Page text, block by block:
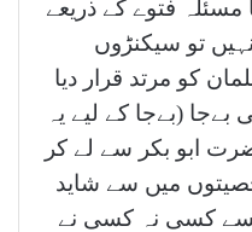
مسئلہ فتوے کے ذریعے
تو سیکنڑوں
کو مرتد قرار دیا
بےجا (بےجا کے لیے یہ
ابو بکر سے لے کر
میں سے شاید
کسی نہ کسی نے